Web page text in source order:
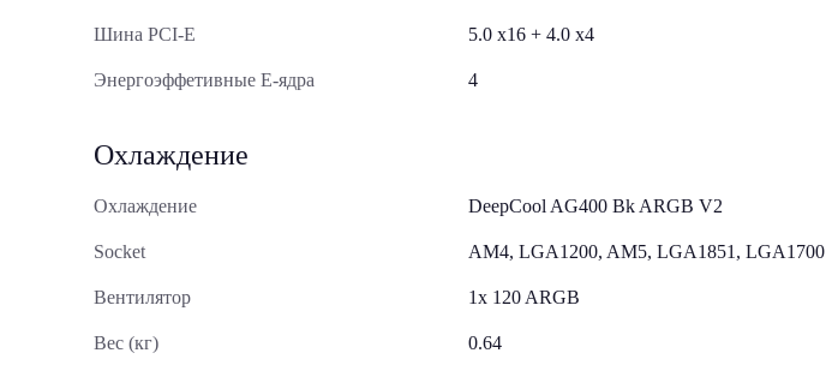
Шина PCI-E 5.0 x16 + 4.0 х4
Энергоэффетивные E-ядра 4
Охлаждение
Охлаждение DeepCool AG400 Bk ARGB V2
Socket AM4, LGA1200, AM5, LGA1851, LGA1700
Вентилятор 1x 120 ARGB
Вес (кг) 0.64